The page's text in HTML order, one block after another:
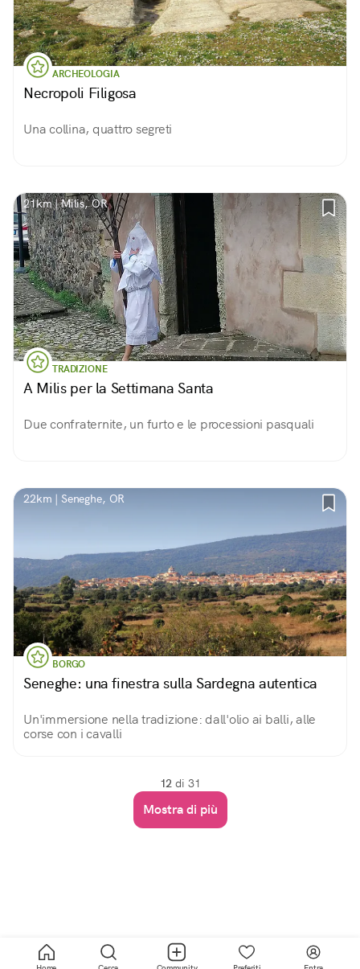
ARCHEOLOGIA
Necropoli Filigosa
Una collina, quattro segreti
21km | Milis, OR
TRADIZIONE
A Milis per la Settimana Santa
Due confraternite, un furto e le processioni pasquali
22km | Seneghe, OR
BORGO
Seneghe: una finestra sulla Sardegna autentica
Un'immersione nella tradizione: dall'olio ai balli, alle
corse con i cavalli
12 di 31
Mostra di più